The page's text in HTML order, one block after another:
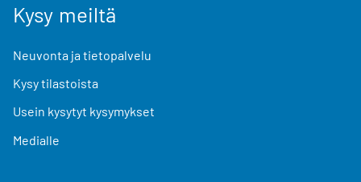
Kysy meiltä
Neuvonta ja tietopalvelu
Kysy tilastoista
Usein kysytyt kysymykset
Medialle